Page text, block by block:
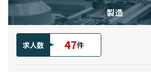
製造
求人数 47件